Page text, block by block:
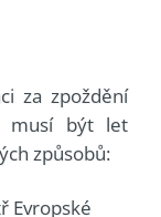
za zpoždění
musí být let
způsobů:
Evropské